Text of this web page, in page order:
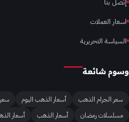
اسعار العملات
السياسة التحريرية
وسوم شائعة
سعر الجرام الذهب أسعار الذهب اليوم
مسلسلات رمضان
أسعار الذهب أسعار